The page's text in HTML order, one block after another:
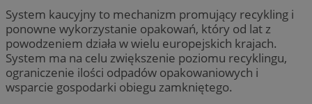
System kaucyjny to mechanizm promujący recykling i
ponowne wykorzystanie opakowań, który od lat z
powodzeniem działa w wielu europejskich krajach.
System ma na celu zwiększenie poziomu recyklingu,
ograniczenie ilości odpadów opakowaniowych i
wsparcie gospodarki obiegu zamkniętego.